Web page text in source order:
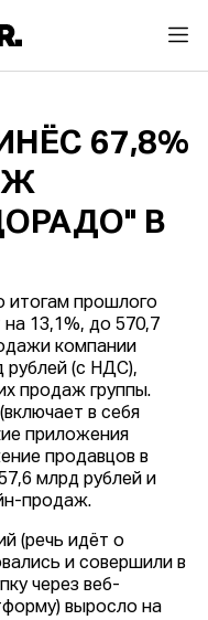
67,8%
В
итогам прошлого
на 13,1%, до 570,7
компании
рублей (с НДС),
продаж группы.
в себя
приложения
продавцов в
млрд рублей и
продаж.
(речь идёт о
и совершили в
через веб-
выросло на